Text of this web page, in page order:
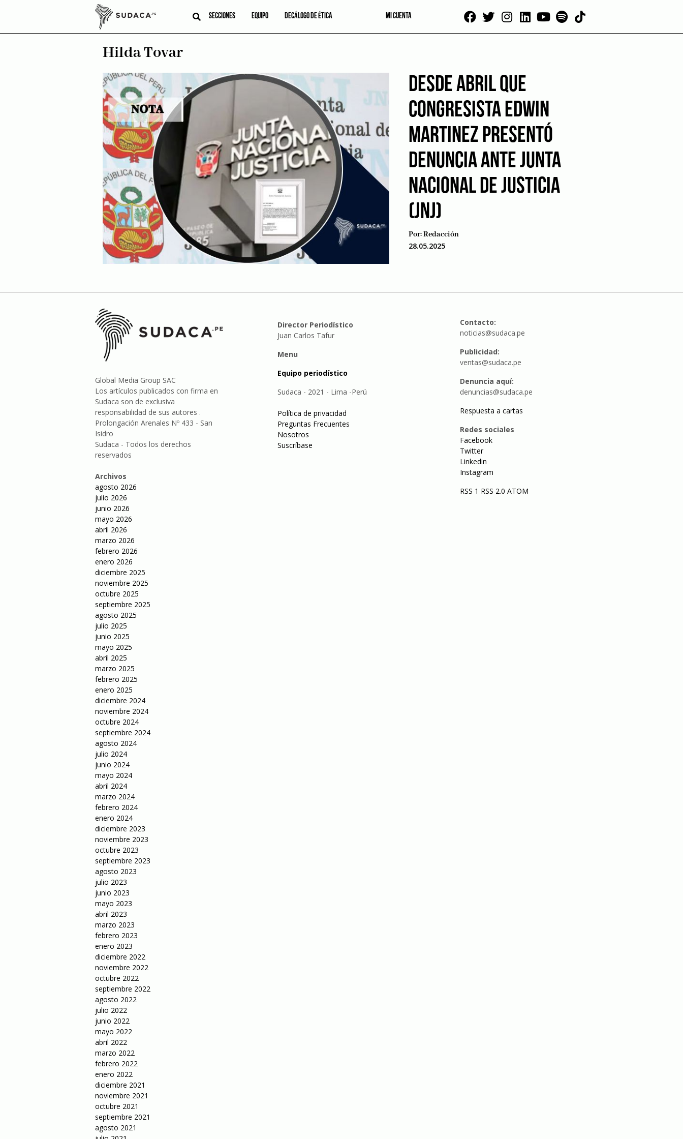
SECCIONES EQUIPO DECÁLOGO DE ÉTICA MI CUENTA
Hilda Tovar
DESDE ABRIL QUE
CONGRESISTA EDWIN
MARTINEZ PRESENTÓ
DENUNCIA ANTE JUNTA
NACIONAL DE JUSTICIA
(JNJ)
Por:Redacción
28.05.2025
Global Media Group SAC
Los artículos publicados con firma en
Sudaca son de exclusiva
responsabilidad de sus autores .
Prolongación Arenales Nº 433 - San
Isidro
Sudaca - Todos los derechos
reservados
Archivos
agosto 2026
julio 2026
junio 2026
mayo 2026
abril 2026
marzo 2026
febrero 2026
enero 2026
diciembre 2025
noviembre 2025
octubre 2025
septiembre 2025
agosto 2025
julio 2025
junio 2025
mayo 2025
abril 2025
marzo 2025
febrero 2025
enero 2025
diciembre 2024
noviembre 2024
octubre 2024
septiembre 2024
agosto 2024
julio 2024
junio 2024
mayo 2024
abril 2024
marzo 2024
febrero 2024
enero 2024
diciembre 2023
noviembre 2023
octubre 2023
septiembre 2023
agosto 2023
julio 2023
junio 2023
mayo 2023
abril 2023
marzo 2023
febrero 2023
enero 2023
diciembre 2022
noviembre 2022
octubre 2022
septiembre 2022
agosto 2022
julio 2022
junio 2022
mayo 2022
abril 2022
marzo 2022
febrero 2022
enero 2022
diciembre 2021
noviembre 2021
octubre 2021
septiembre 2021
agosto 2021
Director Periodístico
Juan Carlos Tafur
Menu
Equipo periodístico
Sudaca - 2021 - Lima -Perú
Política de privacidad
Preguntas Frecuentes
Nosotros
Suscríbase
Contacto:
noticias@sudaca.pe
Publicidad:
ventas@sudaca.pe
Denuncia aquí:
denuncias@sudaca.pe
Respuesta a cartas
Redes sociales
Facebook
Twitter
Linkedin
Instagram
RSS 1 RSS 2.0 ATOM